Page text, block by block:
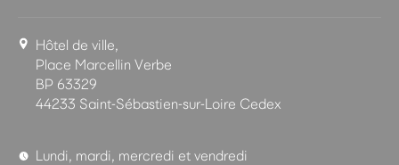
Hôtel de ville,
Place Marcellin Verbe
BP 63329
44233 Saint-Sébastien-sur-Loire Cedex
Lundi, mardi, mercredi et vendredi